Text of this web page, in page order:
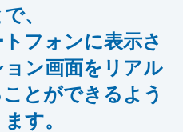
、
フォンに表示さ
ン画面を リアル
とができるよう
す。